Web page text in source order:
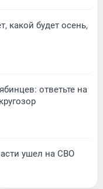
какой будет осень,
ответьте на
ушел на СВО